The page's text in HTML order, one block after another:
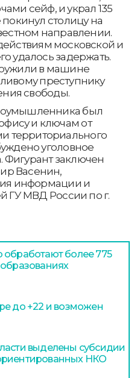
сейф, и украл 135
столицу на
направлении.
московской и
удалось задержать.
в машине
преступнику
свободы.
был
и ключам от
территориального
уголовное
Фигурант заключен
Васенин,
информации и
ГУ МВД России по г.
более 775
до +22 и возможен
выделены субсидии
НКО